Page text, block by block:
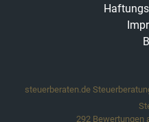
steuerberaten.de
292 Bewertungen